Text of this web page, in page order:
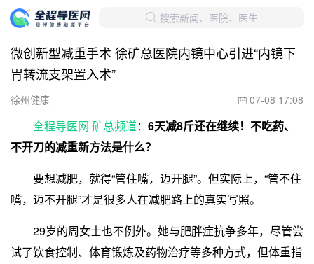
 搜索新闻、医院、医生
微创新型减重手术 徐矿总医院内镜中心引进“内镜下
胃转流支架置入术”
徐州健康  07-08 17:08
全程导医网 矿总频道： 6天减8斤还在继续！不吃药、
不开刀的减重新方法是什么？
要想减肥，就得“管住嘴，迈开腿”。但实际上，“管不住
嘴，迈不开腿”才是很多人在减肥路上的真实写照。
29岁的周女士也不例外。她与肥胖症抗争多年，尽管尝
试了饮食控制、体育锻炼及药物治疗等多种方式，但体重指